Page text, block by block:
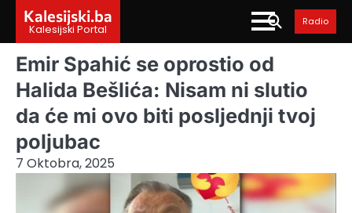
content
Kalesijski.ba
Kalesijski Portal
Radio
Emir Spahić se oprostio od
Halida Bešlića: Nisam ni slutio
da će mi ovo biti posljednji tvoj
poljubac
7 Oktobra, 2025